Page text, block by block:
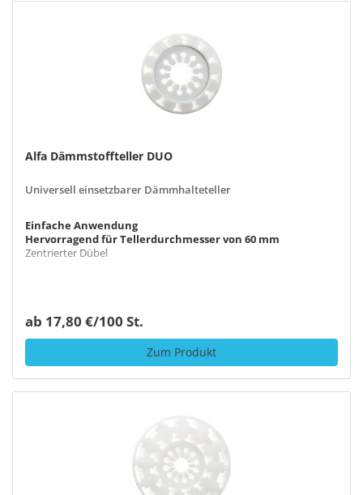
Alfa Dämmstoffteller DUO
Universell einsetzbarer Dämmhalteteller
Einfache Anwendung
Hervorragend für Tellerdurchmesser von 60 mm
Zentrierter Dübel
ab 17,80 €/100 St.
Zum Produkt